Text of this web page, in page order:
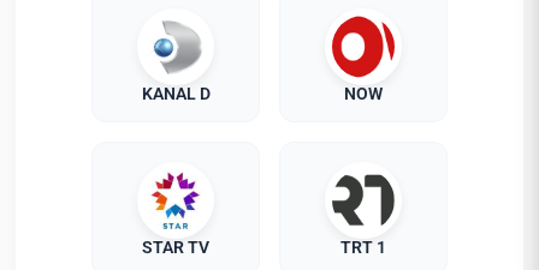
KANAL D NOW
STAR TV TRT 1